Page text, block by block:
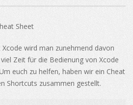
Sheet
wird man zunehmend davon
Zeit für die Bedienung von Xcode
euch zu helfen, haben wir ein Cheat
Shortcuts zusammen gestellt.